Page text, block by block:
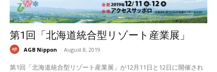
第1回「北海道統合型リゾート産業展」
AGB Nippon - August 8, 2019
第1回「北海道統合型リゾート産業展」が12月11日と12日に開催され